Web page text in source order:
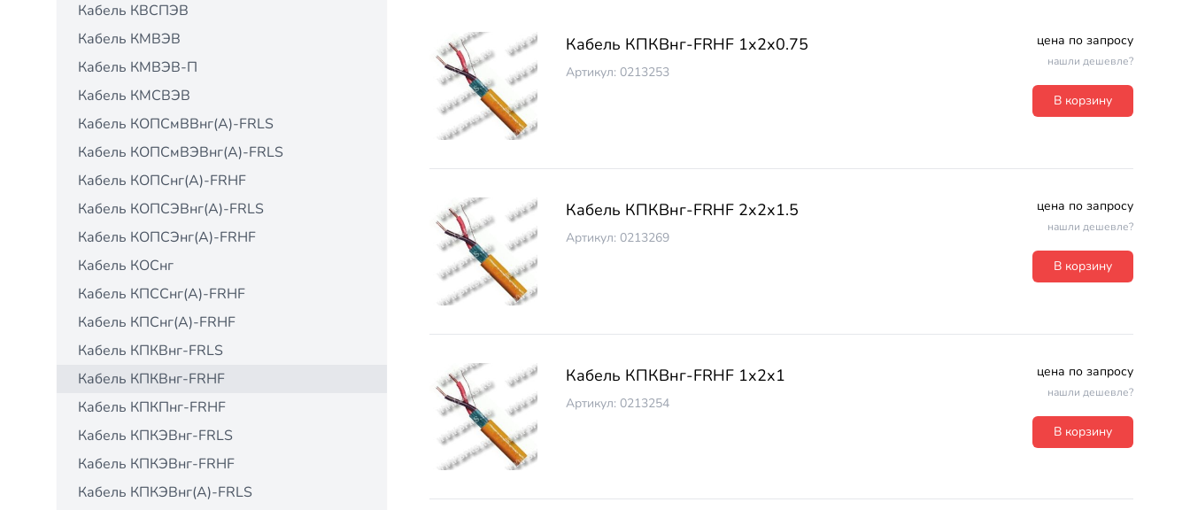
Кабель КВСПЭВ
Кабель КМВЭВ
Кабель КМВЭВ-П
Кабель КМСВЭВ
Кабель КОПСмВВнг(А)-FRLS
Кабель КОПСмВЭВнг(А)-FRLS
Кабель КОПСнг(А)-FRНF
Кабель КОПСЭВнг(А)-FRLS
Кабель КОПСЭнг(А)-FRНF
Кабель КОСнг
Кабель КПCCнг(А)-FRHF
Кабель КПCнг(А)-FRHF
Кабель КПКВнг-FRLS
Кабель КПКВнг-FRНF
Кабель КПКПнг-FRНF
Кабель КПКЭВнг-FRLS
Кабель КПКЭВнг-FRНF
Кабель КПКЭВнг(А)-FRLS
Кабель КПКВнг-FRНF 1х2х0.75
Артикул: 0213253
цена по запросу
нашли дешевле?
В корзину
Кабель КПКВнг-FRНF 2х2х1.5
Артикул: 0213269
цена по запросу
нашли дешевле?
В корзину
Кабель КПКВнг-FRНF 1х2х1
Артикул: 0213254
цена по запросу
нашли дешевле?
В корзину